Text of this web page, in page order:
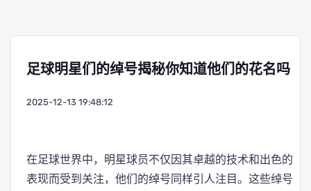
足球明星们的绰号揭秘你知道他们的花名吗
2025-12-13 19:48:12
在足球世界中，明星球员不仅因其卓越的技术和出色的
表现而受到关注，他们的绰号同样引人注目。这些绰号